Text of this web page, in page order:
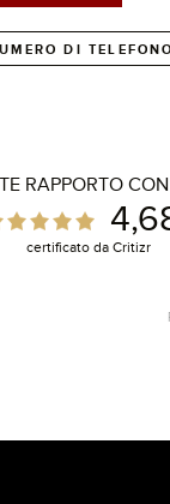
DI TELEFONO
RAPPORTO
certificato da Critizr